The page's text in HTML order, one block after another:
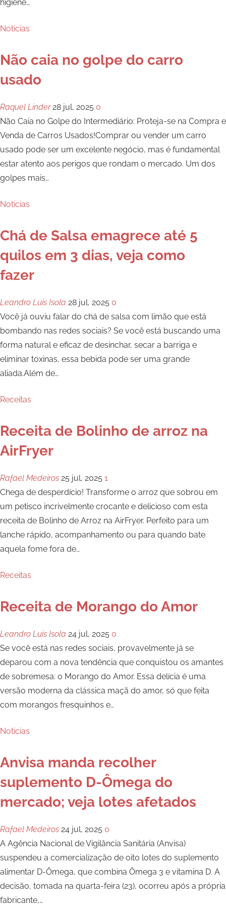
higiene…
Noticias
Não caia no golpe do carro
usado
Raquel Linder28 jul, 2025 0
Não Caia no Golpe do Intermediário: Proteja-se na Compra e
Venda de Carros Usados!Comprar ou vender um carro
usado pode ser um excelente negócio, mas é fundamental
estar atento aos perigos que rondam o mercado. Um dos
golpes mais…
Noticias
Chá de Salsa emagrece até 5
quilos em 3 dias, veja como
fazer
Leandro Luis Isola 28 jul, 2025 0
Você já ouviu falar do chá de salsa com limão que está
bombando nas redes sociais? Se você está buscando uma
forma natural e eficaz de desinchar, secar a barriga e
eliminar toxinas, essa bebida pode ser uma grande
aliada.Além de…
Receitas
Receita de Bolinho de arroz na
AirFryer
Rafael Medeiros 25 jul, 2025 1
Chega de desperdício! Transforme o arroz que sobrou em
um petisco incrivelmente crocante e delicioso com esta
receita de Bolinho de Arroz na AirFryer. Perfeito para um
lanche rápido, acompanhamento ou para quando bate
aquela fome fora de…
Receitas
Receita de Morango do Amor
Leandro Luis Isola 24 jul, 2025 0
Se você está nas redes sociais, provavelmente já se
deparou com a nova tendência que conquistou os amantes
de sobremesa: o Morango do Amor. Essa delícia é uma
versão moderna da clássica maçã do amor, só que feita
com morangos fresquinhos e…
Noticias
Anvisa manda recolher
suplemento D-Ômega do
mercado; veja lotes afetados
Rafael Medeiros 24 jul, 2025 0
A Agência Nacional de Vigilância Sanitária (Anvisa)
suspendeu a comercialização de oito lotes do suplemento
alimentar D-Ômega, que combina Ômega 3 e vitamina D. A
decisão, tomada na quarta-feira (23), ocorreu após a própria
fabricante,…